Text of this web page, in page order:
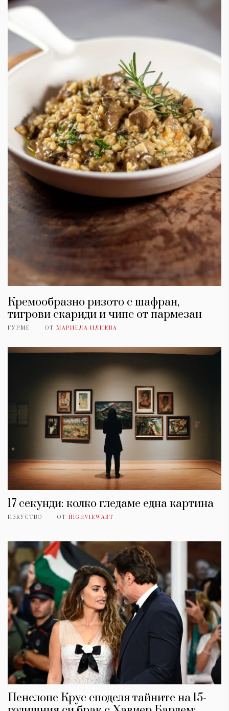
Кремообразно ризото с шафран,
тигрови скариди и чипс от пармезан
ГУРМЕ ОТ МАРИЕЛА ИЛИЕВА
17 секунди: колко гледаме една картина
ИЗКУСТВО ОТ HIGHVIEWART
Пенелопе Крус споделя тайните на 15-